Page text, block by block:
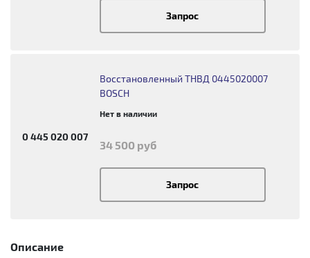
Запрос
0 445 020 007
Восстановленный ТНВД 0445020007
BOSCH
Нет в наличии
34 500 руб
Запрос
Описание